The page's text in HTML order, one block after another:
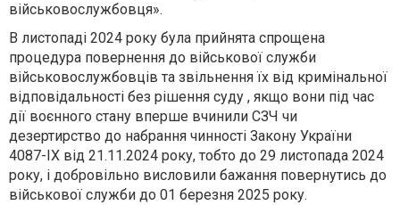
військовослужбовця».
В листопаді 2024 року була прийнята спрощена
процедура повернення до військової служби
військовослужбовців та звільнення їх від кримінальної
відповідальності без рішення суду , якщо вони під час
дії воєнного стану вперше вчинили СЗЧ чи
дезертирство до набрання чинності Закону України
4087-IX від 21.11.2024 року, тобто до 29 листопада 2024
року, і добровільно висловили бажання повернутись до
військової служби до 01 березня 2025 року.